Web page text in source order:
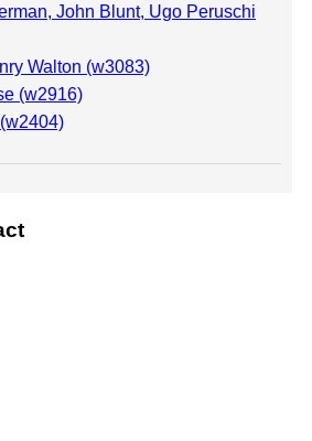
John Blunt, Ugo Peruschi
Walton (w3083)
(w2916)